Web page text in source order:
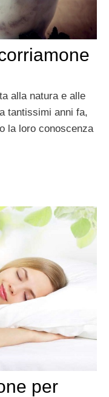
alla natura e alle
tantissimi anni fa,
la loro conoscenza
per